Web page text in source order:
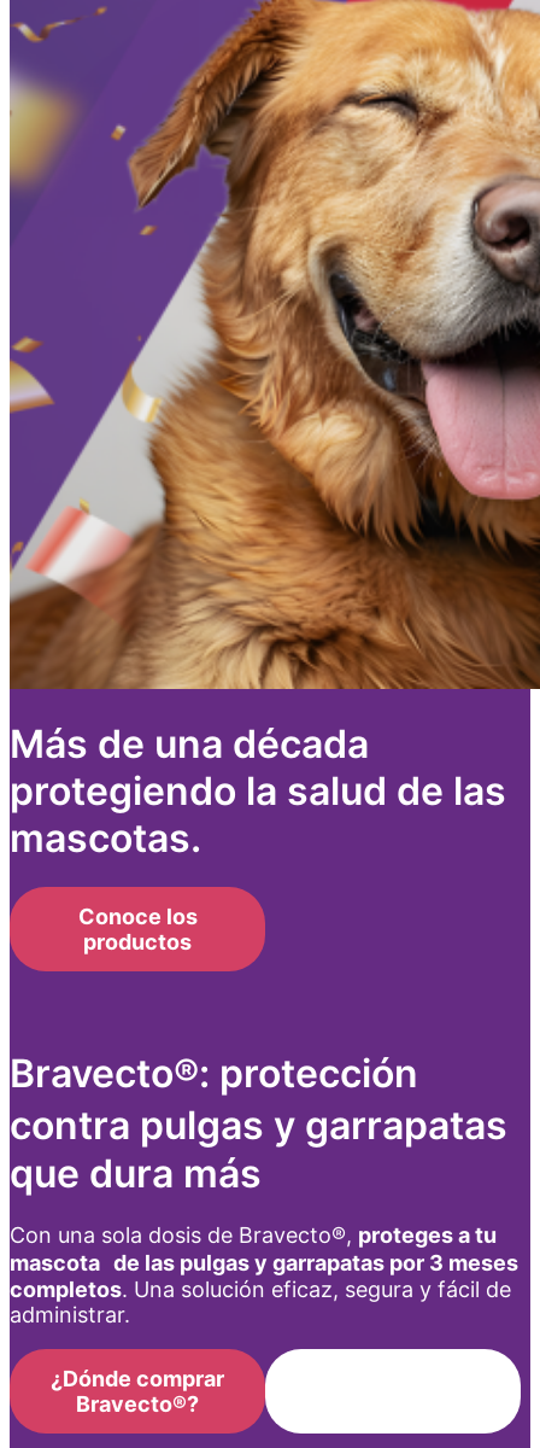
Más de una década
protegiendo la salud de las
mascotas.
Conoce los
productos
Bravecto®: protección
contra pulgas y garrapatas
que dura más
Con una sola dosis de Bravecto®, proteges a tu
mascota de las pulgas y garrapatas por 3 meses
completos. Una solución eficaz, segura y fácil de
administrar.
¿Dónde comprar
Bravecto®?